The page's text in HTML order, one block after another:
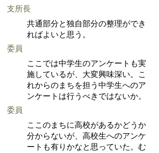
支所長
共通部分と独自部分の整理ができ
ればよいと思う。
委員
ここでは中学生のアンケートも実
施しているが、大変興味深い。こ
れからのまちを担う中学生へのア
ンケートは行うべきではないか。
委員
ここのまちに高校があるかどうか
分からないが、高校生へのアンケ
ートも有りかなと思っていた。む